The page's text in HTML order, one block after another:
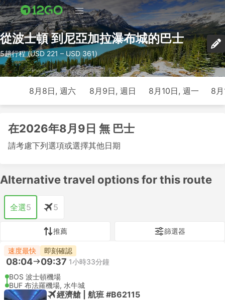
從波士頓 到尼亞加拉瀑布城的巴士
5趟行程 (USD 221 – USD 361)
8月8日, 週六 8月9日, 週日 8月10日, 週一 8
在2026年8月9日 無 巴士
請考慮下列選項或選擇其他日期
Alternative travel options for this route
全選5 5
推薦 篩選器
速度最快 即刻確認
08:04 09:37 1小時33分鐘
BOS 波士頓機場
BUF 布法羅機場, 水牛城
經濟艙 | 航班 #B62115